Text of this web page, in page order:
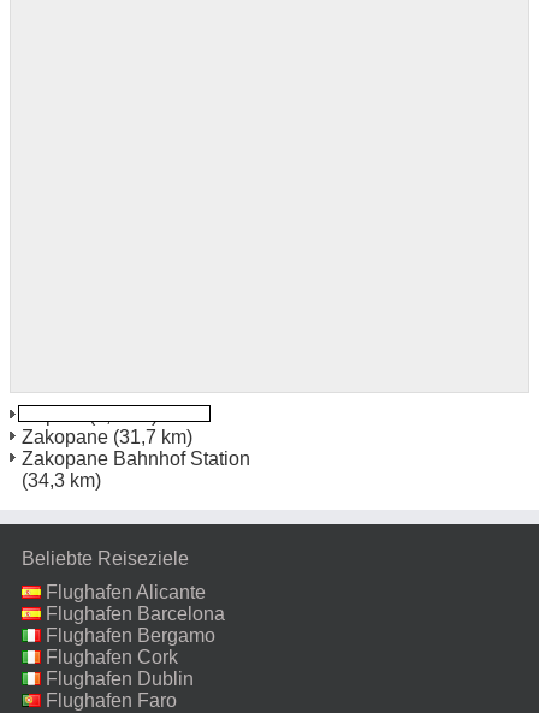
Zakopane (31,7 km)
Zakopane Bahnhof Station
(34,3 km)
Beliebte Reiseziele
Flughafen Alicante
Flughafen Barcelona
Flughafen Bergamo
Flughafen Cork
Flughafen Dublin
Flughafen Faro